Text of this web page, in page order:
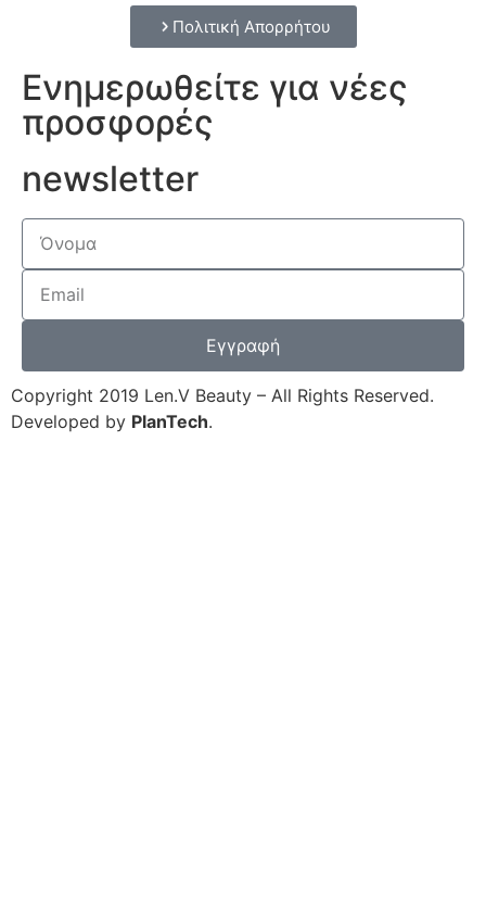
Πολιτική Απορρήτου
Ενημερωθείτε για νέες
προσφορές
newsletter
Εγγραφή
Copyright 2019 Len.V Beauty – All Rights Reserved.
Developed by PlanTech.